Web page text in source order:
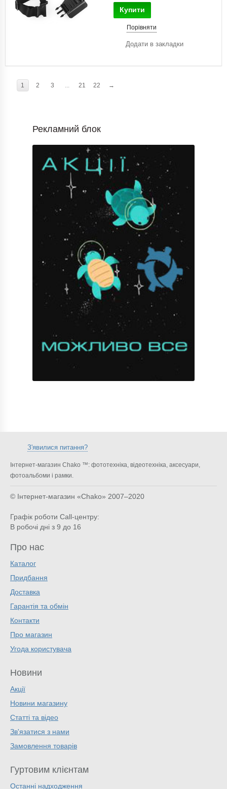
Купити
Порівняти
Додати в закладки
1 2 3 21 22 →
Рекламний блок
З'явилися питання?
Інтернет-магазин Chako ™: фототехніка, відеотехніка, аксесуари,
фотоальбоми і рамки.
© Інтернет-магазин «Chako» 2007–2020
Графік роботи Call-центру:
В робочі дні з 9 до 16
Про нас
Каталог
Придбання
Доставка
Гарантія та обмін
Контакти
Про магазин
Угода користувача
Новини
Акції
Новини магазину
Статті та відео
Зв'язатися з нами
Замовлення товарів
Гуртовим клієнтам
Останні надходження